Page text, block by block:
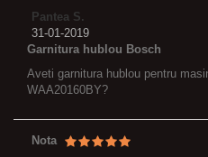
Pantea S.
31-01-2019
Garnitura hublou Bosch
Aveti garnitura hublou pentru
WAA20160BY?
Nota